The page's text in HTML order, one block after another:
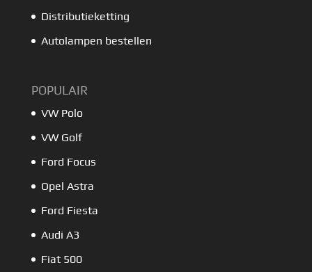
Distributieketting
Autolampen bestellen
POPULAIR
VW Polo
VW Golf
Ford Focus
Opel Astra
Ford Fiesta
Audi A3
Fiat 500